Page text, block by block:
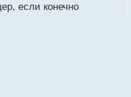
если конечно